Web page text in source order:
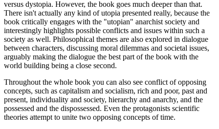
versus dystopia. However, the book goes much deeper than that.
There isn't actually any kind of utopia presented really, because the
book critically engages with the "utopian" anarchist society and
interestingly highlights possible conflicts and issues within such a
society as well. Philosophical themes are also explored in dialogue
between characters, discussing moral dilemmas and societal issues,
arguably making the dialogue the best part of the book with the
world building being a close second.
Throughout the whole book you can also see conflict of opposing
concepts, such as capitalism and socialism, rich and poor, past and
present, individuality and society, hierarchy and anarchy, and the
possessed and the dispossessed. Even the protagonists scientific
theories attempt to unite two opposing concepts of time.